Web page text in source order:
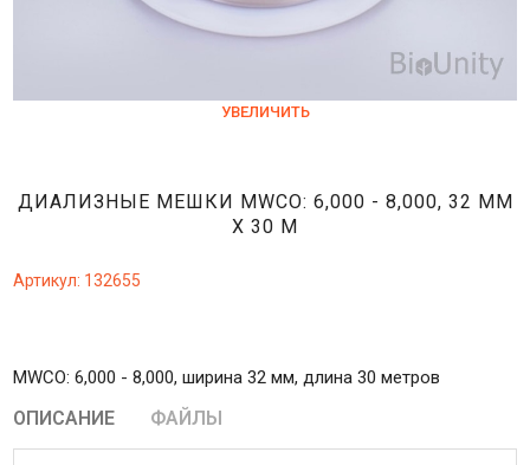
УВЕЛИЧИТЬ
ДИАЛИЗНЫЕ МЕШКИ MWCO: 6,000 - 8,000, 32 ММ
Х 30 М
Артикул: 132655
MWCO: 6,000 - 8,000, ширина 32 мм, длина 30 метров
ОПИСАНИЕ ФАЙЛЫ